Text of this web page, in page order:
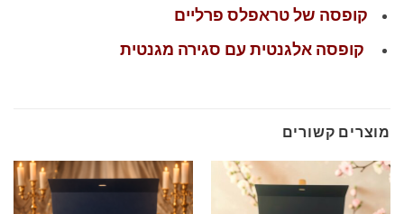
קופסה של טראפלס פרליים
קופסה אלגנטית עם סגירה מגנטית
מוצרים קשורים